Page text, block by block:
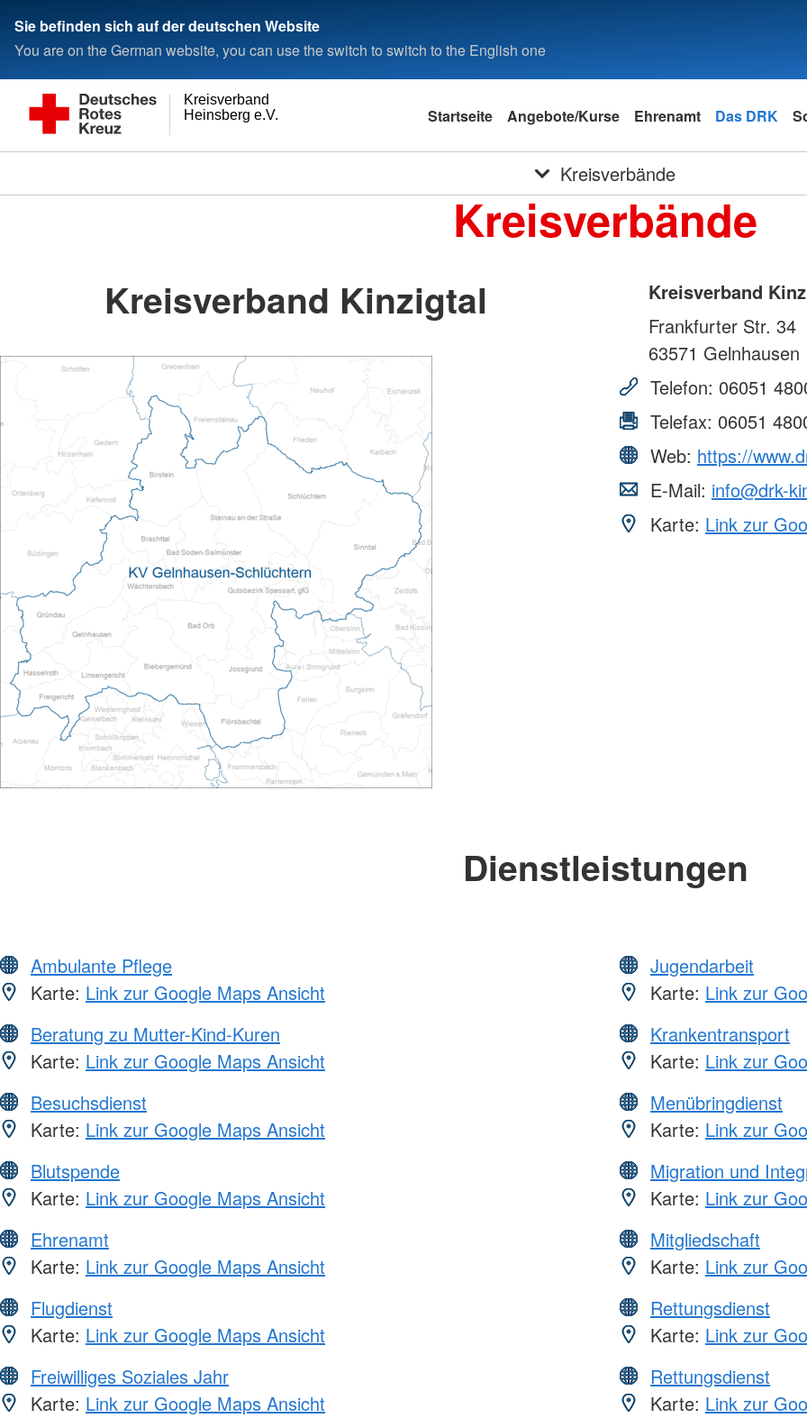
Sie befinden sich auf der deutschen Website
You are on the German website, you can use the switch to switch to the English one
Heinsberg e.V.
Kreisverband
Startseite Angebote/Kurse Ehrenamt Das DRK
Kreisverbände
Kreisverbände
Kreisverband Kinzigtal
Kreisverband
Frankfurter Str. 34
63571 Gelnhausen
Telefon: 06051
Telefax: 06051
Web: https://
E-Mail: info@drk-
Karte: Link zur
Dienstleistungen
Ambulante Pflege
Karte: Link zur Google Maps Ansicht
Beratung zu Mutter-Kind-Kuren
Karte: Link zur Google Maps Ansicht
Besuchsdienst
Karte: Link zur Google Maps Ansicht
Blutspende
Karte: Link zur Google Maps Ansicht
Ehrenamt
Karte: Link zur Google Maps Ansicht
Flugdienst
Karte: Link zur Google Maps Ansicht
Freiwilliges Soziales Jahr
Karte: Link zur Google Maps Ansicht
Jugendarbeit
Karte: Link zur
Krankentransport
Karte: Link zur
Menübringdienst
Karte: Link zur
Migration und
Karte: Link zur
Mitgliedschaft
Karte: Link zur
Rettungsdienst
Karte: Link zur
Rettungsdienst
Karte: Link zur